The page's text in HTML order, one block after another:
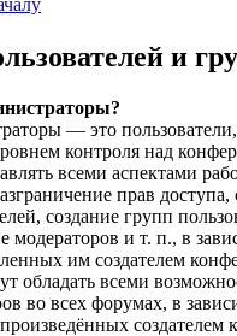
и
— это
контроля над
всеми аспектами
прав
создание групп
модераторов и т. п., в
им создателем
обладать всеми
во всех форумах, в
создателем